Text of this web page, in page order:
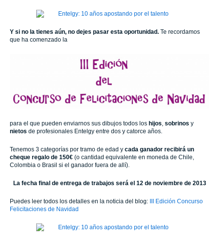
Y si no la tienes aún, no dejes pasar esta oportunidad. Te recordamos
que ha comenzado la
para el que pueden enviarnos sus dibujos todos los hijos, sobrinos y
nietos de profesionales Entelgy entre dos y catorce años.
Tenemos 3 categorías por tramo de edad y cada ganador recibirá un
cheque regalo de 150€ (o cantidad equivalente en moneda de Chile,
Colombia o Brasil si el ganador fuera de allí).
La fecha final de entrega de trabajos será el 12 de noviembre de 2013
Puedes leer todos los detalles en la noticia del blog:
III Edición Concurso
Felicitaciones de Navidad